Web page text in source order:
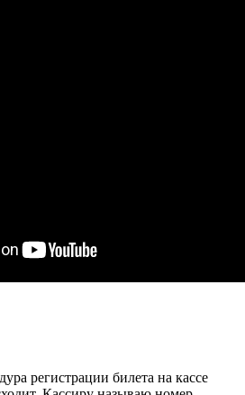
регистрации билета на кассе